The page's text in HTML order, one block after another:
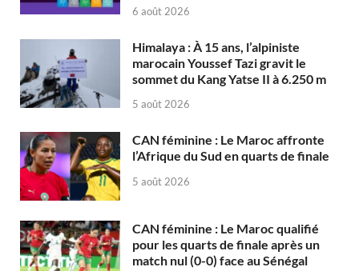
6 août 2026
Himalaya : À 15 ans, l’alpiniste
marocain Youssef Tazi gravit le
sommet du Kang Yatse II à 6.250 m
5 août 2026
CAN féminine : Le Maroc affronte
l’Afrique du Sud en quarts de finale
5 août 2026
CAN féminine : Le Maroc qualifié
pour les quarts de finale après un
match nul (0-0) face au Sénégal